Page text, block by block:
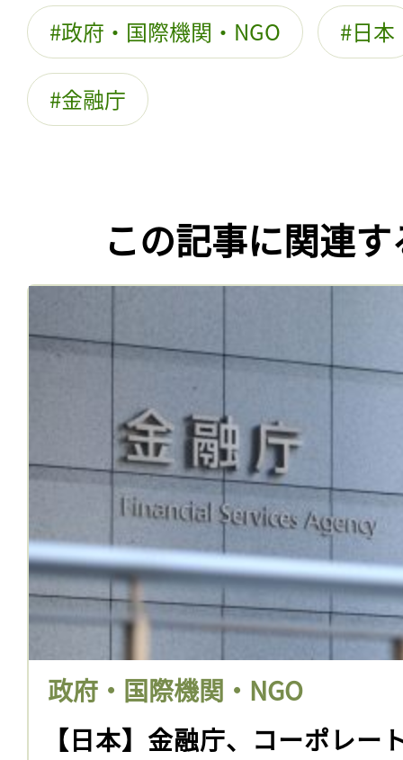
政府・国際機関・NGO 日本
金融庁
この記事に関連
政府・国際機関・NGO
【日本】金融庁、コーポレー